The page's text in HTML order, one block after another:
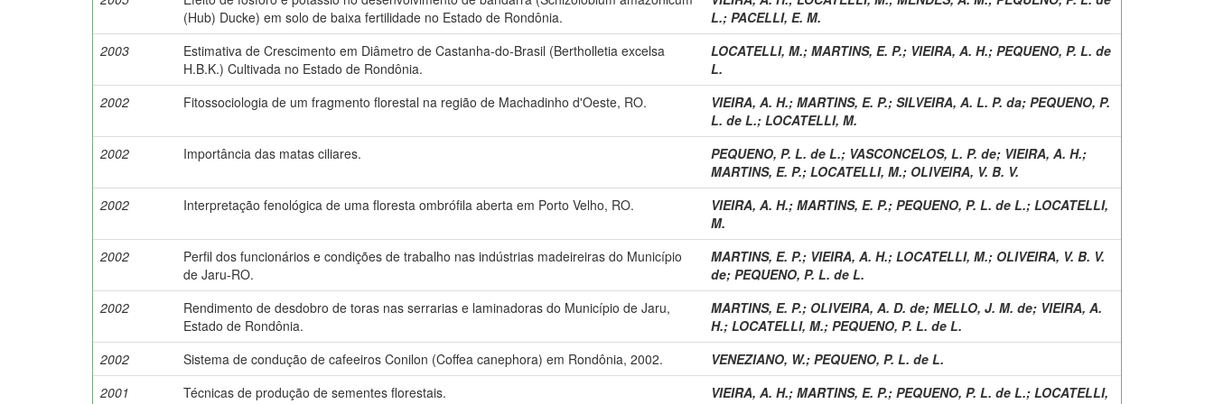
(Hub) Ducke) em solo de baixa fertilidade no Estado de Rondônia.
L.; PACELLI, E. M.
2003
Estimativa de Crescimento em Diâmetro de Castanha-do-Brasil (Bertholletia excelsa
H.B.K.) Cultivada no Estado de Rondônia.
LOCATELLI, M.; MARTINS, E. P.; VIEIRA, A. H.; PEQUENO, P. L. de
L.
2002
Fitossociologia de um fragmento florestal na região de Machadinho d'Oeste, RO. VIEIRA, A. H.; MARTINS, E. P.; SILVEIRA, A. L. P. da; PEQUENO, P.
L. de L.; LOCATELLI, M.
2002
Importância das matas ciliares. PEQUENO, P. L. de L.; VASCONCELOS, L. P. de; VIEIRA, A. H.;
MARTINS, E. P.; LOCATELLI, M.; OLIVEIRA, V. B. V.
2002
Interpretação fenológica de uma floresta ombrófila aberta em Porto Velho, RO. VIEIRA, A. H.; MARTINS, E. P.; PEQUENO, P. L. de L.; LOCATELLI,
M.
2002
Perfil dos funcionários e condições de trabalho nas indústrias madeireiras do Município
de Jaru-RO.
MARTINS, E. P.; VIEIRA, A. H.; LOCATELLI, M.; OLIVEIRA, V. B. V.
de; PEQUENO, P. L. de L.
2002
Rendimento de desdobro de toras nas serrarias e laminadoras do Município de Jaru,
Estado de Rondônia.
MARTINS, E. P.; OLIVEIRA, A. D. de; MELLO, J. M. de; VIEIRA, A.
H.; LOCATELLI, M.; PEQUENO, P. L. de L.
2002
Sistema de condução de cafeeiros Conilon (Coffea canephora) em Rondônia, 2002. VENEZIANO, W.; PEQUENO, P. L. de L.
2001
Técnicas de produção de sementes florestais. VIEIRA, A. H.; MARTINS, E. P.; PEQUENO, P. L. de L.; LOCATELLI,